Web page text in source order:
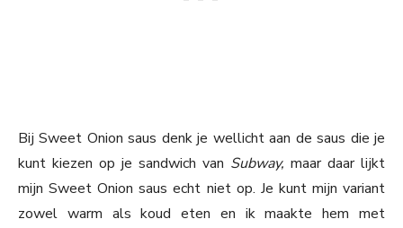
Bij Sweet Onion saus denk je wellicht aan de saus die je
kunt kiezen op je sandwich van Subway, maar daar lijkt
mijn Sweet Onion saus echt niet op. Je kunt mijn variant
zowel warm als koud eten en ik maakte hem met